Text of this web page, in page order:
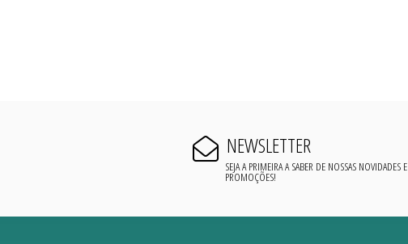
NEWSLETTER
SEJA A PRIMEIRA A SABER DE NOSSAS NOVIDADES E
PROMOÇÕES!